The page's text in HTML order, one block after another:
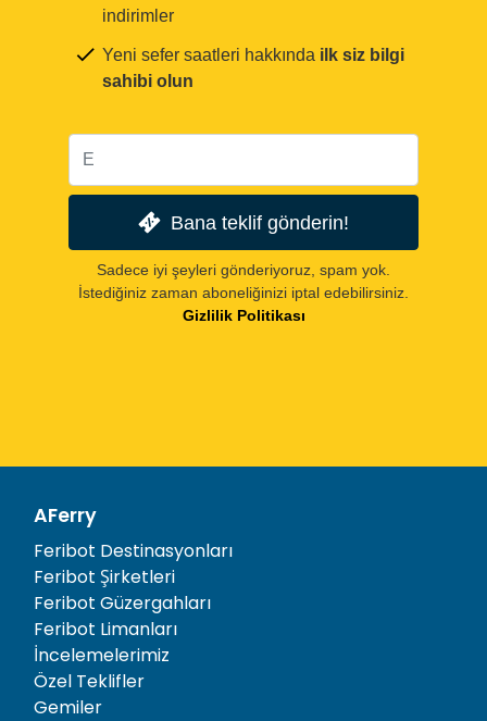
indirimler
Yeni sefer saatleri hakkında ilk siz bilgi
sahibi olun
Bana teklif gönderin!
Sadece iyi şeyleri gönderiyoruz, spam yok.
İstediğiniz zaman aboneliğinizi iptal edebilirsiniz.
Gizlilik Politikası
AFerry
Feribot Destinasyonları
Feribot Şirketleri
Feribot Güzergahları
Feribot Limanları
İncelemelerimiz
Özel Teklifler
Gemiler